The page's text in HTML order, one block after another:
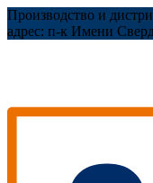
Производство и
адрес: п-к Имени